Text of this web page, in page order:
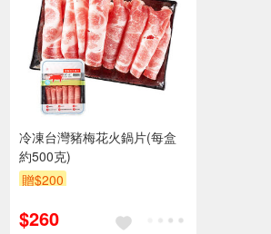
冷凍台灣豬梅花火鍋片(每盒
約500克)
贈$200
$260